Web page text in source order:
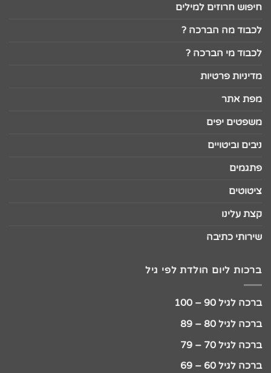
חיפוש חרוזים למילים
לכבוד מה הברכה ?
לכבוד מי הברכה ?
מדיניות פרטיות
מפת אתר
משפטים יפים
ניבים וביטויים
פתגמים
ציטוטים
קצת עלינו
שירותי כתיבה
ברכות ליום הולדת לפי גיל
ברכה לגיל 90 – 100
ברכה לגיל 80 – 89
ברכה לגיל 70 – 79
ברכה לגיל 60 – 69